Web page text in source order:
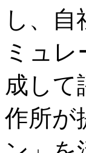
し、
ミュ
成して
作所が